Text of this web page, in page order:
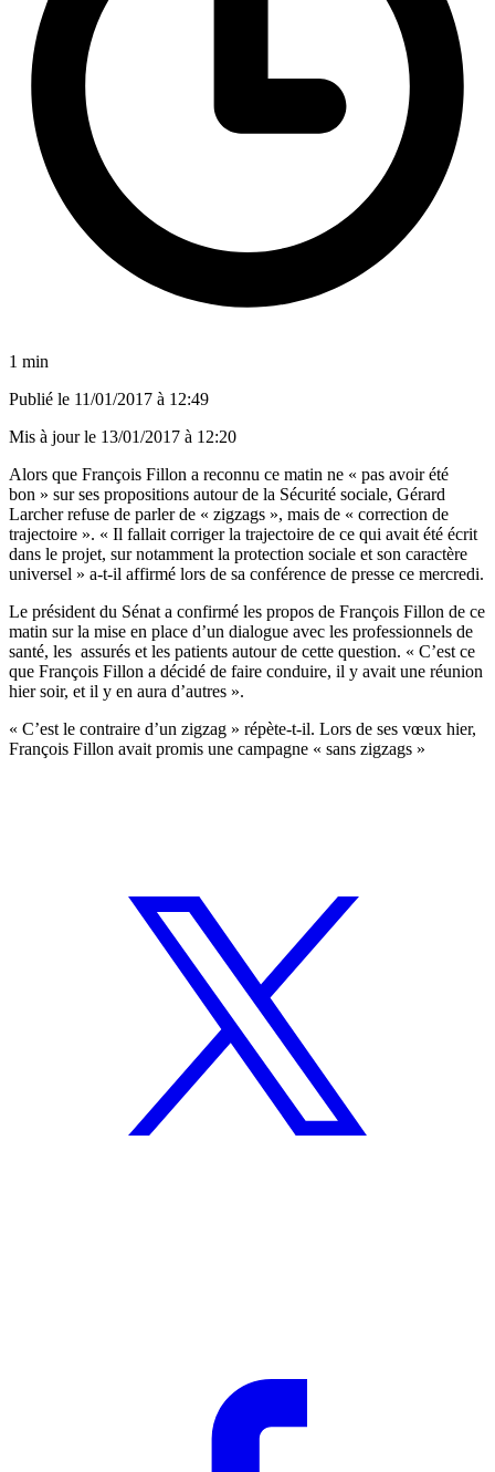
1 min
Publié le 11/01/2017 à 12:49
Mis à jour le 13/01/2017 à 12:20
Alors que François Fillon a reconnu ce matin ne « pas avoir été
bon » sur ses propositions autour de la Sécurité sociale, Gérard
Larcher refuse de parler de « zigzags », mais de « correction de
trajectoire ». « Il fallait corriger la trajectoire de ce qui avait été écrit
dans le projet, sur notamment la protection sociale et son caractère
universel » a-t-il affirmé lors de sa conférence de presse ce mercredi.
Le président du Sénat a confirmé les propos de François Fillon de ce
matin sur la mise en place d’un dialogue avec les professionnels de
santé, les assurés et les patients autour de cette question. « C’est ce
que François Fillon a décidé de faire conduire, il y avait une réunion
hier soir, et il y en aura d’autres ».
« C’est le contraire d’un zigzag » répète-t-il. Lors de ses vœux hier,
François Fillon avait promis une campagne « sans zigzags »